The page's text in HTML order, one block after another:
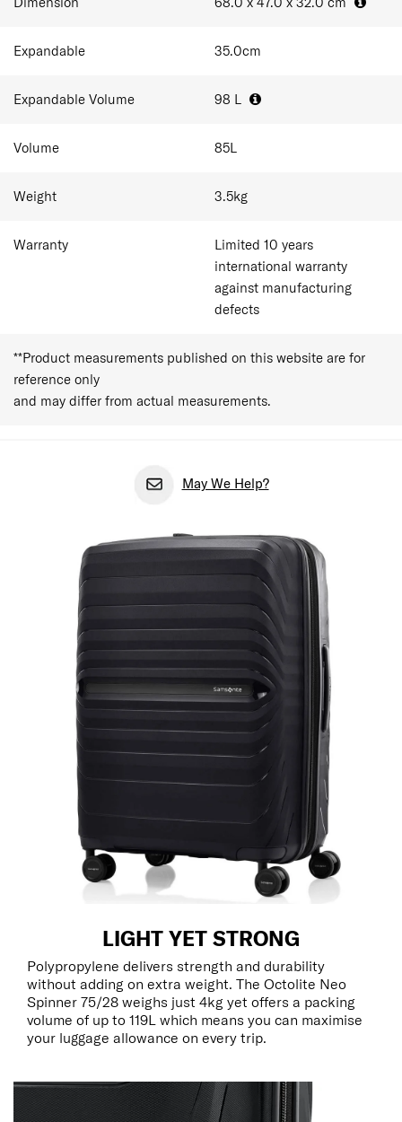
Expandable 35.0cm
Expandable Volume 98 L
Volume 85L
Weight 3.5kg
Warranty
Limited 10 years
international warranty
against manufacturing
defects
**Product measurements published on this website are for
reference only
and may differ from actual measurements.
May We Help?
LIGHT YET STRONG
Polypropylene delivers strength and durability
without adding on extra weight. The Octolite Neo
Spinner 75/28 weighs just 4kg yet offers a packing
volume of up to 119L which means you can maximise
your luggage allowance on every trip.